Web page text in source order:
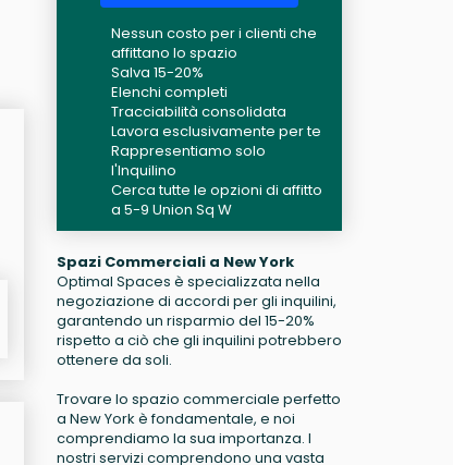
Nessun costo per i clienti che
affittano lo spazio
Salva 15-20%
Elenchi completi
Tracciabilità consolidata
Lavora esclusivamente per te
Rappresentiamo solo
l'Inquilino
Cerca tutte le opzioni di affitto
a 5-9 Union Sq W
Spazi Commerciali a New York
Optimal Spaces è specializzata nella
negoziazione di accordi per gli inquilini,
garantendo un risparmio del 15-20%
rispetto a ciò che gli inquilini potrebbero
ottenere da soli.
Trovare lo spazio commerciale perfetto
a New York è fondamentale, e noi
comprendiamo la sua importanza. I
nostri servizi comprendono una vasta